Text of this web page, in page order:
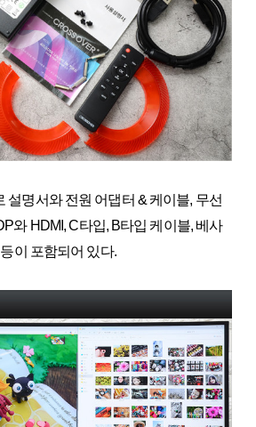
설명서와 전원 어댑터 & 케이블, 무선
와 HDMI, C타입, B타입 케이블, 베사
이 포함되어 있다.